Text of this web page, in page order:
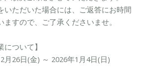
いただいた場合には、ご返答にお時間
すので、ご了承くださいませ。
について】
26日(金) ～ 2026年1月4日(日)